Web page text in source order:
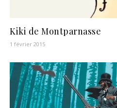
Kiki de Montparnasse
1 février 2015